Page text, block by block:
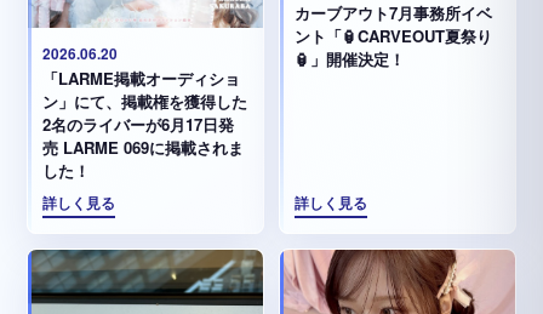
2026.06.20
「LARME掲載オーディショ
ン」にて、掲載権を獲得した
2名のライバーが6月17日発
売 LARME 069に掲載されま
した！
詳しく見る
カーブアウト7月事務所イベ
ント「🏮CARVEOUT夏祭り
🏮」開催決定！
詳しく見る